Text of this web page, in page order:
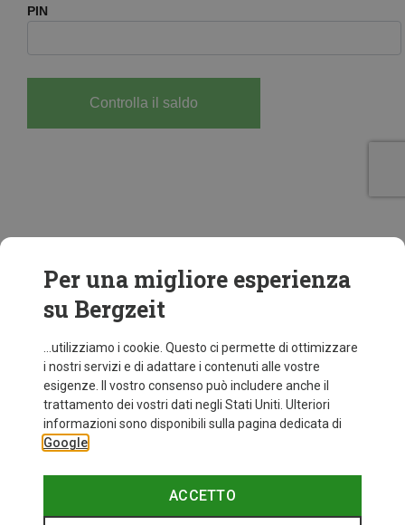
Per una migliore esperienza
su Bergzeit
...utilizziamo i cookie. Questo ci permette di ottimizzare
i nostri servizi e di adattare i contenuti alle vostre
esigenze. Il vostro consenso può includere anche il
trattamento dei vostri dati negli Stati Uniti. Ulteriori
informazioni sono disponibili sulla pagina dedicata di
Google
ACCETTO